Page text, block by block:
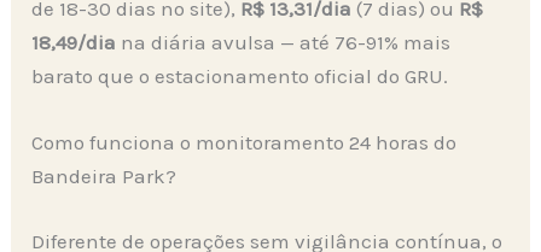
de 18-30 dias no site), R$ 13,31/dia (7 dias) ou R$
18,49/dia na diária avulsa — até 76-91% mais
barato que o estacionamento oficial do GRU.
Como funciona o monitoramento 24 horas do
Bandeira Park?
Diferente de operações sem vigilância contínua, o